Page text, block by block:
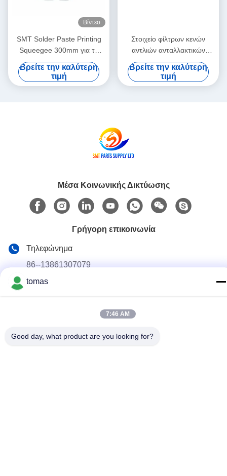
Βίντεο
SMT Solder Paste Printing
Squeegee 300mm για το
GKG Stencil Printer Τμήματα
οθόνης εκτύπωσης
Βρείτε την καλύτερη
τιμή
Στοιχείο φίλτρων κενών
αντλιών ανταλλακτικών
εκτυπωτών DEK 163551
αρχικό νέο αντίγραφο νέο
Βρείτε την καλύτερη
τιμή
Μέσα Κοινωνικής Δικτύωσης
Γρήγορη επικοινωνία
Τηλεφώνημα
86--13861307079
E-mail
D-526, Haye Science Park, 93# Weihe Road, Suzhou
Industrial Park Suzhou, Jiangsu, 215127, Κίνα
tomas
7:46 AM
Good day, what product are you looking for?